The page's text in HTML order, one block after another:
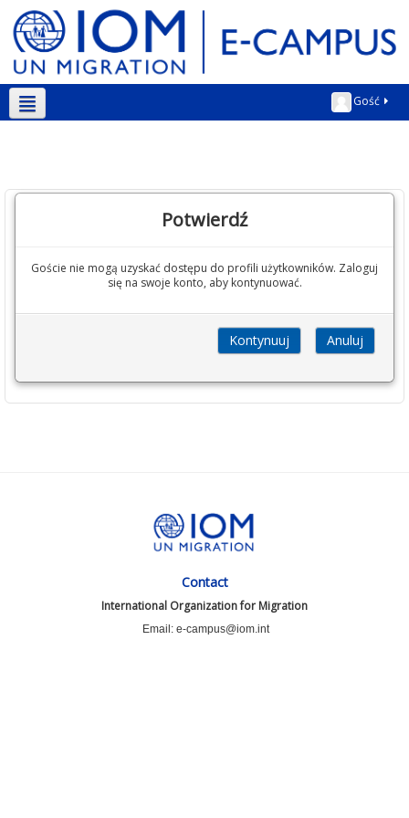
Gość
Potwierdź
Goście nie mogą uzyskać dostępu do profili użytkowników. Zaloguj
się na swoje konto, aby kontynuować.
Contact
International Organization for Migration
Email: e-campus@iom.int